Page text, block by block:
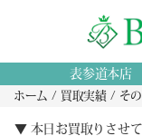
表参道本店
ホーム 買取実績 そ
▼ 本日お買取りさせ